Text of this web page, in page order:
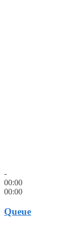
-
00:00
00:00
Queue